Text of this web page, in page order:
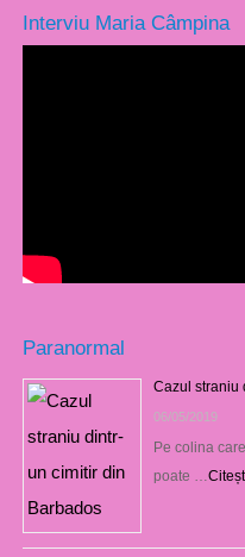
Interviu Maria Câmpina
Paranormal
Cazul straniu
06/05/2019
Pe colina
poate …